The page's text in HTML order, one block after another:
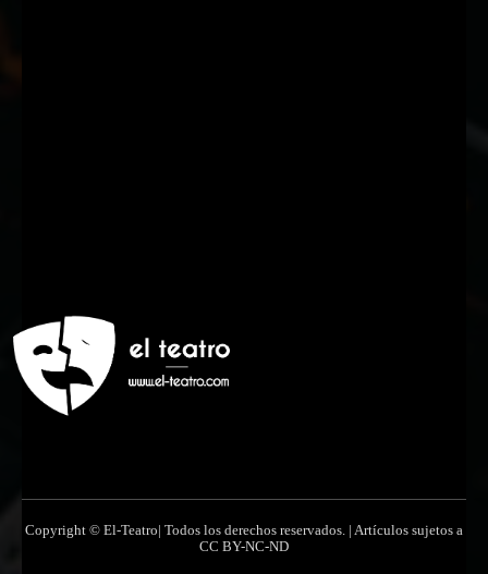
Copyright © El-Teatro| Todos los derechos reservados. | Artículos sujetos a
CC BY-NC-ND